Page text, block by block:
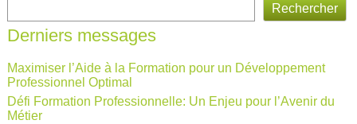
Rechercher
Derniers messages
Maximiser l’Aide à la Formation pour un Développement
Professionnel Optimal
Défi Formation Professionnelle: Un Enjeu pour l’Avenir du
Métier